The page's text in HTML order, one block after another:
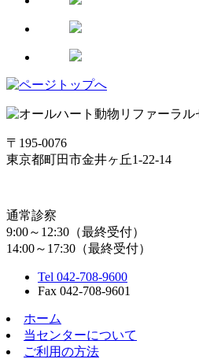
〒195-0076
東京都町田市金井ヶ丘1-22-14
通常診察
9:00～12:30（最終受付）
14:00～17:30（最終受付）
Tel 042-708-9600
Fax 042-708-9601
ホーム
当センターについて
ご利用の方法